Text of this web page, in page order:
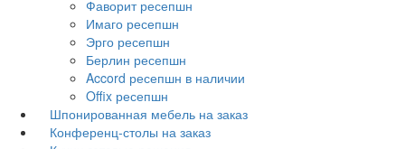
Фаворит ресепшн
Имаго ресепшн
Эрго ресепшн
Берлин ресепшн
Accord ресепшн в наличии
Offix ресепшн
Шпонированная мебель на заказ
Конференц-столы на заказ